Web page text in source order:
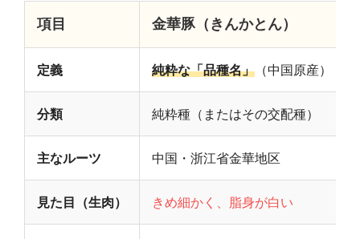
項目 金華豚（きんかとん）
定義 純粋な「品種名」 （中国原産）
分類 純粋種（またはその交配種）
主なルーツ 中国・浙江省金華地区
見た目（生肉） きめ細かく、脂身が白い